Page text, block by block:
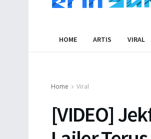
HOME ARTIS VIRAL
Home Viral
[VIDEO]